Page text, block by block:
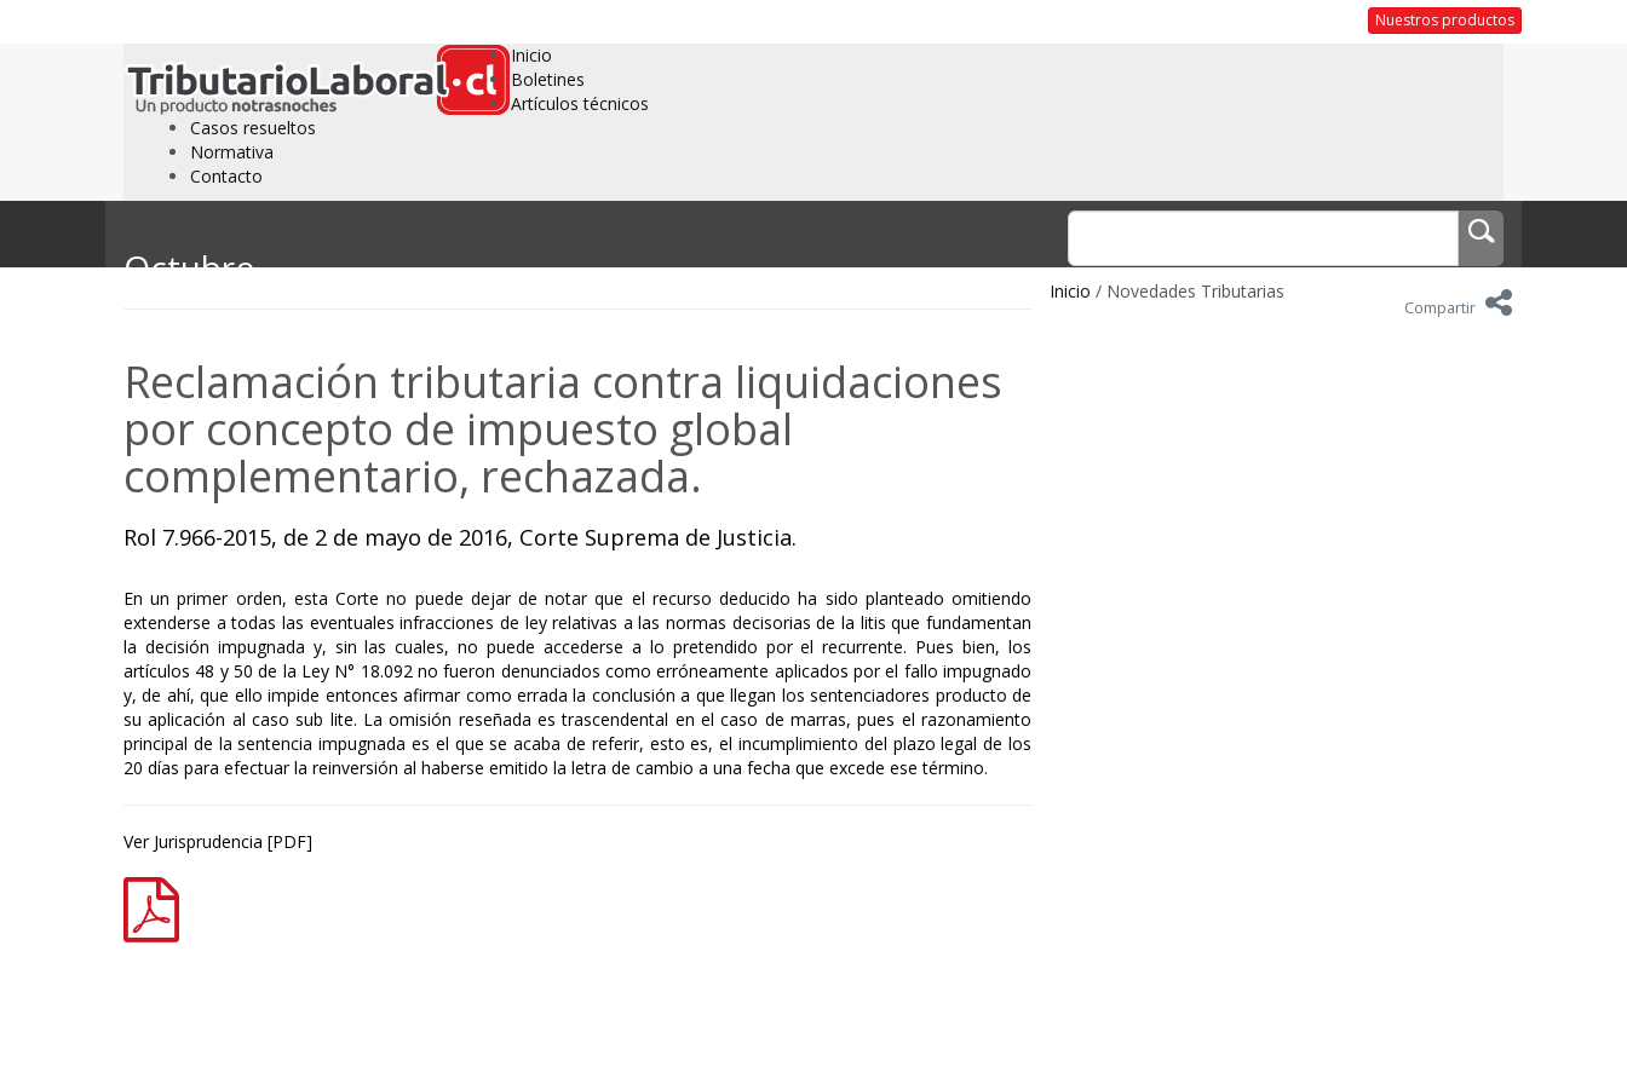
Nuestros productos
Inicio
Boletines
Artículos técnicos
Casos resueltos
Normativa
Contacto
Octubre
Inicio / Novedades Tributarias
Compartir
Reclamación tributaria contra liquidaciones
por concepto de impuesto global
complementario, rechazada.
Rol 7.966-2015, de 2 de mayo de 2016, Corte Suprema de Justicia.
En un primer orden, esta Corte no puede dejar de notar que el recurso deducido ha sido planteado omitiendo
extenderse a todas las eventuales infracciones de ley relativas a las normas decisorias de la litis que fundamentan
la decisión impugnada y, sin las cuales, no puede accederse a lo pretendido por el recurrente. Pues bien, los
artículos 48 y 50 de la Ley N° 18.092 no fueron denunciados como erróneamente aplicados por el fallo impugnado
y, de ahí, que ello impide entonces afirmar como errada la conclusión a que llegan los sentenciadores producto de
su aplicación al caso sub lite. La omisión reseñada es trascendental en el caso de marras, pues el razonamiento
principal de la sentencia impugnada es el que se acaba de referir, esto es, el incumplimiento del plazo legal de los
20 días para efectuar la reinversión al haberse emitido la letra de cambio a una fecha que excede ese término.
Ver Jurisprudencia [PDF]